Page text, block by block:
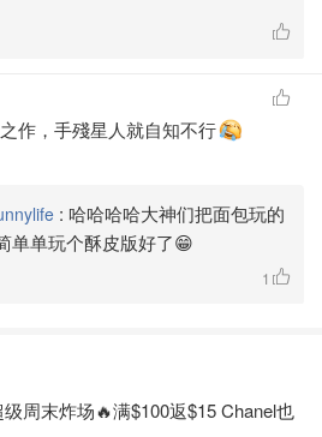
作，手殘星人就自知不行
: 哈哈哈哈大神们把面包玩的
单单玩个酥皮版好了😁
1
周末炸场🔥满$100返$15 Chanel也